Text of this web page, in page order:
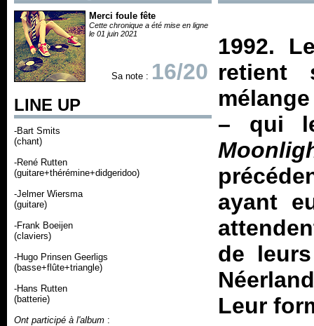
Merci foule fête
Cette chronique a été mise en ligne
le 01 juin 2021
Sa note : 16/20
LINE UP
-Bart Smits
(chant)
-René Rutten
(guitare+thérémine+didgeridoo)
-Jelmer Wiersma
(guitare)
-Frank Boeijen
(claviers)
-Hugo Prinsen Geerligs
(basse+flûte+triangle)
-Hans Rutten
(batterie)
Ont participé à l'album :
1992.
retient
– qui
ayant
de
Leur